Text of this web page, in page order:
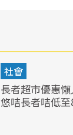
社會
長者超市優惠
悠咭長者咭低至